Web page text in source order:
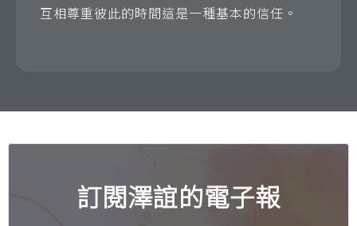
互相尊重彼此的時間這是一種基本的信任。
訂閱澤誼的電子報